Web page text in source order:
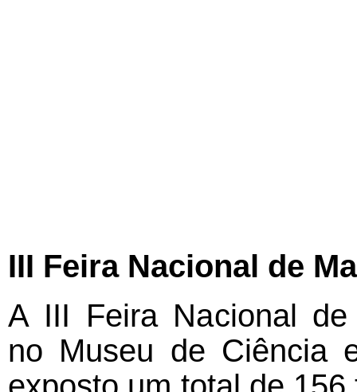
III Feira Nacional de
A III Feira Nacional
no Museu de Ciência